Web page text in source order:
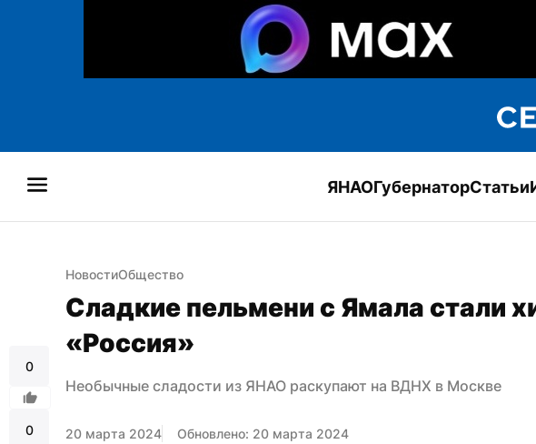
ЯНАОГубернаторСтатьи
0
0
НовостиОбщество
Сладкие пельмени с Ямала стали
«Россия»
Необычные сладости из ЯНАО раскупают на ВДНХ в Москве
20 марта 2024 Обновлено: 20 марта 2024